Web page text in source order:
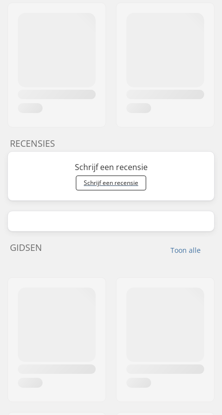
RECENSIES
Schrijf een recensie
Schrijf een recensie
Toon alle
GIDSEN